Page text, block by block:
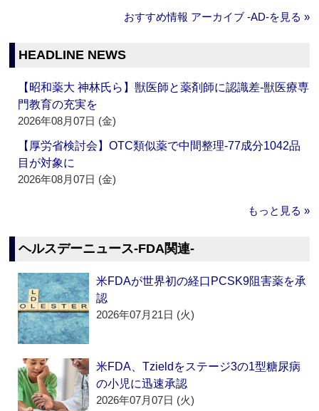
おすすめ情報 アーカイブ ‐AD‐を見る »
HEADLINE NEWS
【昭和薬大 神林氏ら】獣医師と薬剤師に認識差‐獣医療専
門教育の充実を
2026年08月07日 (金)
【厚労省検討会】OTC類似薬で中間整理‐77成分1042品
目が対象に
2026年08月07日 (金)
もっと見る »
ヘルスデーニュース‐FDA関連‐
米FDAが世界初の経口PCSK9阻害薬を承
認
2026年07月21日 (火)
米FDA、Tzieldをステージ3の1型糖尿病
の小児に迅速承認
2026年07月07日 (火)